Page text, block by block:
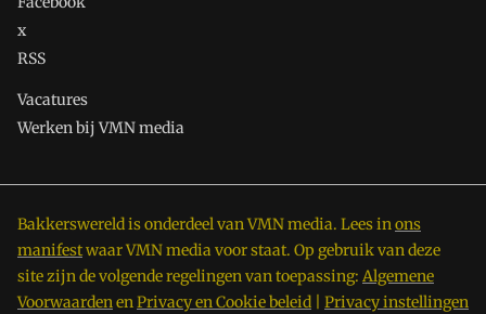
x
RSS
Vacatures
Werken bij VMN media
Bakkerswereld is onderdeel van VMN media. Lees inons
manifestwaar VMN media voor staat. Op gebruik van deze
site zijn de volgende regelingen van toepassing: Algemene
VoorwaardenenPrivacy en Cookie beleid Privacy instellingen